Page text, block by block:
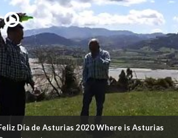
Día de Asturias 2020 Where is Asturias